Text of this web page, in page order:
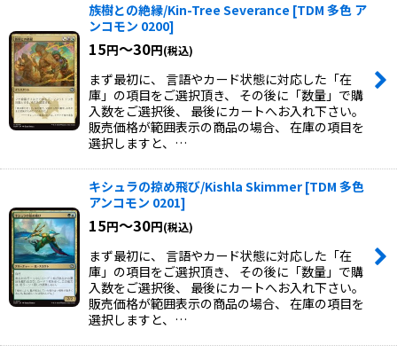
族樹との絶縁/Kin-Tree Severance [TDM 多色 ア
ンコモン 0200]
15円～30円(税込)
まず最初に、 言語やカード状態に対応した「在
庫」の項目をご選択頂き、 その後に「数量」で購
入数をご選択後、 最後にカートへお入れ下さい。
販売価格が範囲表示の商品の場合、 在庫の項目を
選択しますと、…
キシュラの掠め飛び/Kishla Skimmer [TDM 多色
アンコモン 0201]
15円～30円(税込)
まず最初に、 言語やカード状態に対応した「在
庫」の項目をご選択頂き、 その後に「数量」で購
入数をご選択後、 最後にカートへお入れ下さい。
販売価格が範囲表示の商品の場合、 在庫の項目を
選択しますと、…